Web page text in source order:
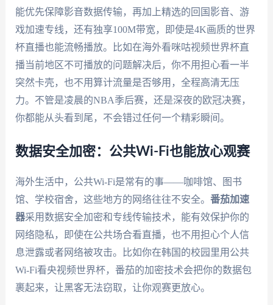
能优先保障影音数据传输，再加上精选的回国影音、游
戏加速专线，还有独享100M带宽，即使是4K画质的世界
杯直播也能流畅播放。比如在海外看咪咕视频世界杯直
播当前地区不可播放的问题解决后，你不用担心看一半
突然卡壳，也不用算计流量是否够用，全程高清无压
力。不管是凌晨的NBA季后赛，还是深夜的欧冠决赛，
你都能从头看到尾，不会错过任何一个精彩瞬间。
数据安全加密：公共Wi-Fi也能放心观赛
海外生活中，公共Wi-Fi是常有的事——咖啡馆、图书
馆、学校宿舍，这些地方的网络往往不安全。 番茄加速
器采用数据安全加密和专线传输技术，能有效保护你的
网络隐私，即使在公共场合看直播，也不用担心个人信
息泄露或者网络被攻击。比如你在韩国的校园里用公共
Wi-Fi看央视频世界杯，番茄的加密技术会把你的数据包
裹起来，让黑客无法窃取，让你观赛更放心。